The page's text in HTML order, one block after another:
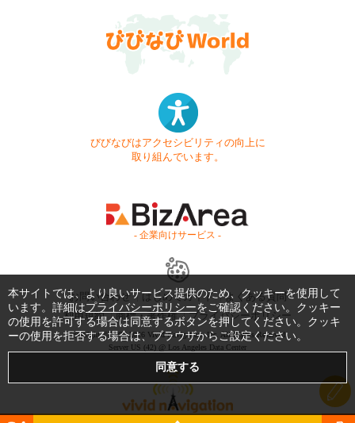
びびなびはアクセシビリティの向上に
取り組んでいます。
- 企業向けサービス -
お問い合わせ はじめてガイド
よくある質問
利用規約
商標・著作権 プライバシーポリシー
Copyright © 1999-2026 Vivid Navigation, Inc. All Rights Reserved.
Server US (42) @ Los Angeles Data Center
本サイトでは、より良いサービス提供のため、クッキーを使用して
います。詳細はプライバシーポリシーをご確認ください。クッキー
の使用を許可する場合は同意するボタンを押してください。クッキ
ーの使用を拒否する場合は、ブラウザからご設定ください。